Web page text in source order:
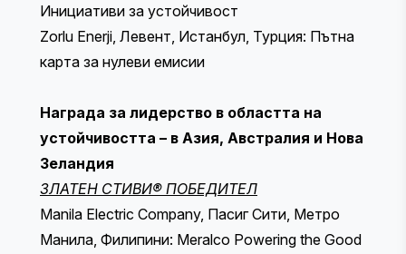
Инициативи за устойчивост
Zorlu Enerji, Левент, Истанбул, Турция: Пътна
карта за нулеви емисии
Награда за лидерство в областта на
устойчивостта – в Азия, Австралия и Нова
Зеландия
ЗЛАТЕН СТИВИ® ПОБЕДИТЕЛ
Manila Electric Company, Пасиг Сити, Метро
Манила, Филипини: Meralco Powering the Good